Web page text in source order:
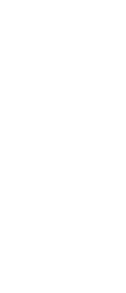
défi